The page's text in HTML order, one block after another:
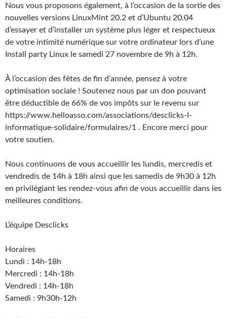
Nous vous proposons également, à l’occasion de la sortie des
nouvelles versions LinuxMint 20.2 et d’Ubuntu 20.04
d’essayer et d’installer un système plus léger et respectueux
de votre intimité numérique sur votre ordinateur lors d’une
Install party Linux le samedi 27 novembre de 9h à 12h.
À l’occasion des fêtes de fin d’année, pensez à votre
optimisation sociale ! Soutenez nous par un don pouvant
être déductible de 66% de vos impôts sur le revenu sur
https://www.helloasso.com/associations/desclicks-l-
informatique-solidaire/formulaires/1 . Encore merci pour
votre soutien.
Nous continuons de vous accueillir les lundis, mercredis et
vendredis de 14h à 18h ainsi que les samedis de 9h30 à 12h
en privilégiant les rendez-vous afin de vous accueillir dans les
meilleures conditions.
L’équipe Desclicks
Horaires
Lundi : 14h-18h
Mercredi : 14h-18h
Vendredi : 14h-18h
Samedi : 9h30h-12h